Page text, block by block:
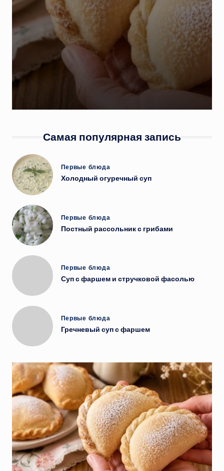
Самая популярная запись
Опубликовано
в
Первые блюда
Холодный огуречный суп
Опубликовано
в
Первые блюда
Постный рассольник с грибами
Опубликовано
в
Первые блюда
Суп с фаршем и стручковой фасолью
Опубликовано
в
Первые блюда
Гречневый суп с фаршем